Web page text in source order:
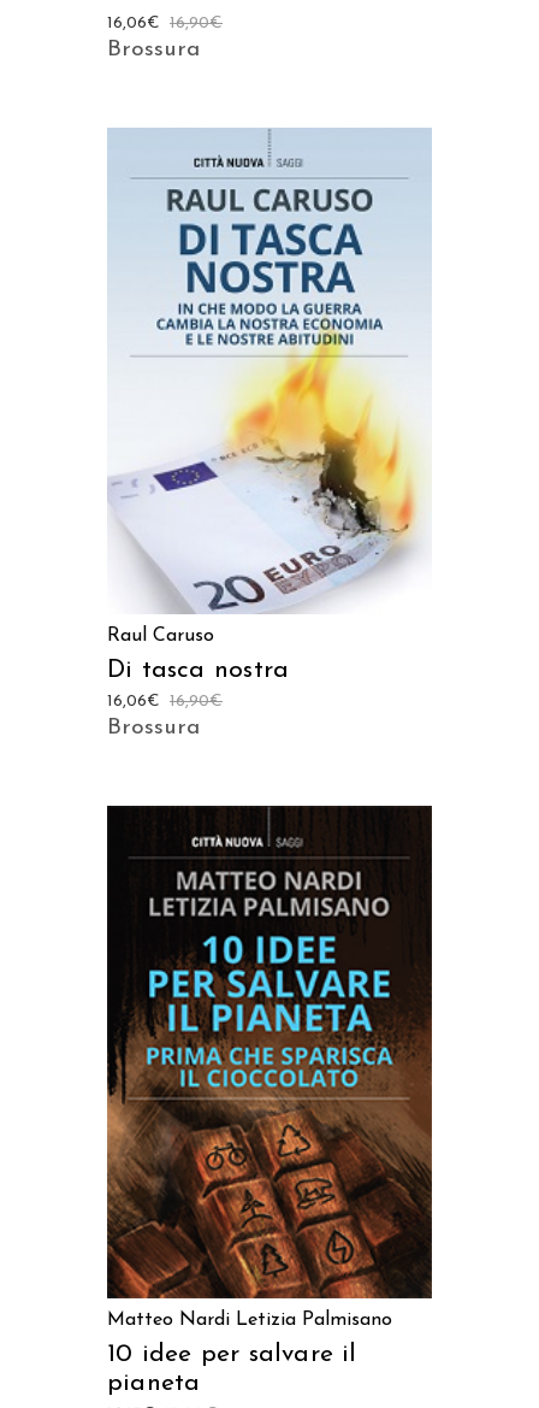
16,90€
16,06€
Brossura
AGGIUNGI AL CARRELLO
Raul Caruso
Di tasca nostra
16,90€
16,06€
Brossura
AGGIUNGI AL CARRELLO
Matteo Nardi Letizia Palmisano
10 idee per salvare il
pianeta